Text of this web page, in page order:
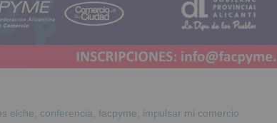
elche conferencia facpyme impulsar mi comercio